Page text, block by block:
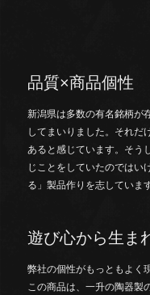
品質×商品個性
新潟県は多数の有名銘柄が
してまいりました。それだ
あると感じています。そう
じことをしていたのではい
る」製品作りを志していま
遊び心から生ま
弊社の個性がもっともよく
この商品は、一升の陶器製